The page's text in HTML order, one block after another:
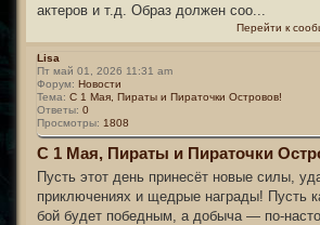
актеров и т.д. Образ должен соо...
Перейти к
Lisa
Пт май 01, 2026 11:31 am
Форум: Новости
Тема: С 1 Мая, Пираты и Пираточки Островов!
Ответы: 0
Просмотры: 1808
С 1 Мая, Пираты и Пираточки
Пусть этот день принесёт новые силы,
приключениях и щедрые награды! Пусть
бой будет победным, а добыча — по-